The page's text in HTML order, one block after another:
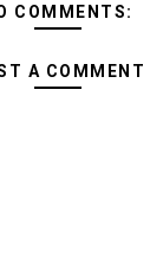
COMMENTS:
A COMMENT